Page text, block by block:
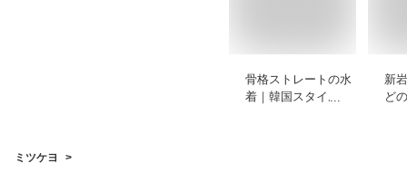
骨格ストレートの水
着｜韓国スタイルで
新
ど
ミツケヨ